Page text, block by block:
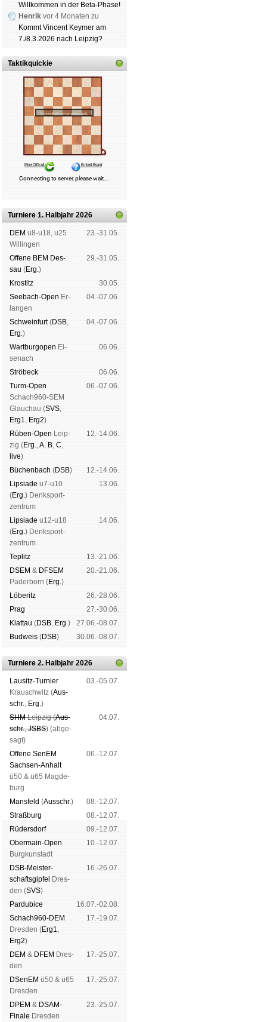
Willkommen in der Beta-Phase!
Henrik vor 4 Monaten zu
Kommt Vincent Keymer am
7./8.3.2026 nach Leipzig?
Taktikquickie
Turniere 1. Halbjahr 2026
DEM u8-u18, u25
Wil­lin­gen
23.-31.05.
Offene BEM Des­
sau (Erg.)
29.-31.05.
Kros­titz
30.05.
See­bach-Open Er­
lan­gen
04.-07.06.
Schwein­furt(DSB,
Erg.)
04.-07.06.
Wart­burg­open Ei­
se­nach
06.06.
Strö­beck
06.06.
Turm-Open
Schach960-SEM
Glau­chau (SVS,
Erg1, Erg2)
06.-07.06.
Rüben-Open Leip­
zig (Erg.,A, B, C,
live)
12.-14.06.
Büchen­bach (DSB)
12.-14.06.
Lipsiade u7-u10
(Erg.) Denk­sport­
zen­trum
13.06.
Lipsiade u12-u18
(Erg.) Denk­sport­
zen­trum
14.06.
Tep­litz
13.-21.06.
DSEM & DFSEM
Pader­born (Erg.)
20.-21.06.
Lö­be­ritz
26.-28.06.
Prag
27.-30.06.
Klat­tau (DSB, Erg.)
27.06.-08.07.
Bud­weis (DSB) 30.06.-08.07.
Turniere 2. Halbjahr 2026
Lau­sitz-Tur­nier
Krausch­witz (Aus­
schr., Erg.)
03.-05.07.
SHMLeip­zig (Aus­
schr.,JSBS) (ab­ge­
sagt)
04.07.
Offene SenEM
Sach­sen-An­halt
ü50 & ü65 Mag­de­
burg
06.-12.07.
Mans­feld (Aus­schr.)
08.-12.07.
Straß­burg
08.-12.07.
Rüders­dorf
09.-12.07.
Ober­main-Open
Burg­kun­stadt
10.-12.07.
DSB-Meister­
schafts­gipfel Dres­
den (SVS)
16.-26.07.
Pardu­bice
16.07.-02.08.
Schach960-DEM
Dres­den (Erg1,
Erg2)
17.-19.07.
DEM & DFEM Dres­
den
17.-25.07.
DSenEM ü50 & ü65
Dres­den
17.-25.07.
DPEM & DSAM-
Finale Dres­den
23.-25.07.